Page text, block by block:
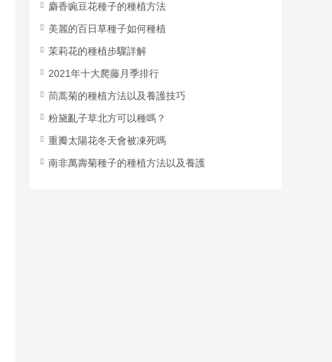
麝香豌豆花種子的種植方法
美麗的百日草種子如何種植
茉莉花的種植步驟詳解
2021年十大爬藤月季排行
茼蒿菊的種植方法以及養護技巧
粉黛亂子草北方可以種嗎？
重瓣太陽花冬天會被凍死嗎
南非萬壽菊種子的種植方法以及養護